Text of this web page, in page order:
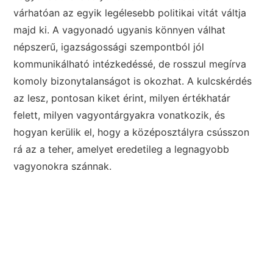
várhatóan az egyik legélesebb politikai vitát váltja
majd ki. A vagyonadó ugyanis könnyen válhat
népszerű, igazságossági szempontból jól
kommunikálható intézkedéssé, de rosszul megírva
komoly bizonytalanságot is okozhat. A kulcskérdés
az lesz, pontosan kiket érint, milyen értékhatár
felett, milyen vagyontárgyakra vonatkozik, és
hogyan kerülik el, hogy a középosztályra csússzon
rá az a teher, amelyet eredetileg a legnagyobb
vagyonokra szánnak.